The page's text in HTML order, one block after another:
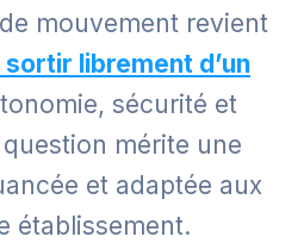
mouvement revient
librement d’un
sécurité et
mérite une
et adaptée aux
établissement.